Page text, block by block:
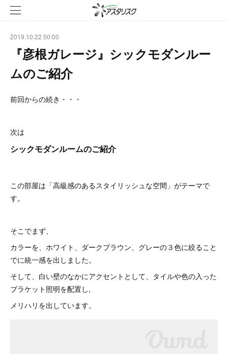
2019.10.22 00:00
『彦根ガレージ』シックモダンルー
ムのご紹介
前回からの続き・・・
次は
シックモダンルームのご紹介
この部屋は「高級感のあるスタイリッシュな空間」がテーマで
す。
そこでまず、
カラーを、ホワイト、ダークブラウン、グレーの３色に絞ること
でに統一感を出しました。
そして、白い壁のなかにアクセントとして、タイルや色の入った
ブラケット照明を配置し,
メリハリを出しています。